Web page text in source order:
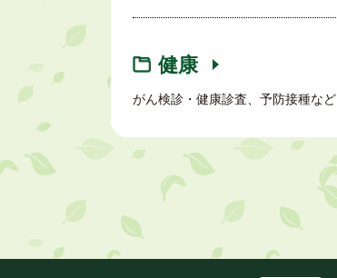
健康
がん検診・健康診査、予防接種など